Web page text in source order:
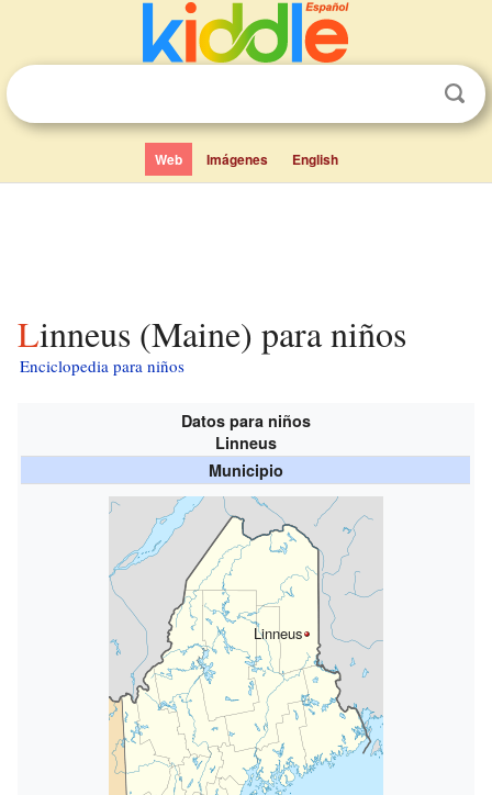
Web Imágenes English
Linneus (Maine) para niños
Enciclopedia para niños
Datos para niños
Linneus
Municipio
Linneus